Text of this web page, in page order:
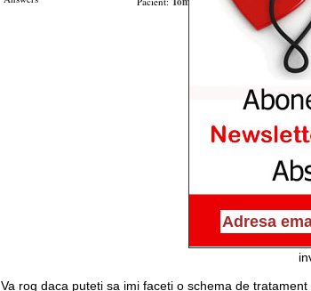
Va rog daca puteti sa imi faceti o schema de